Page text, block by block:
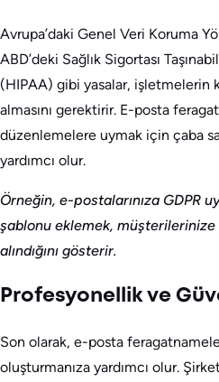
Avrupa’daki Genel Veri Koruma
ABD’deki Sağlık Sigortası
(HIPAA) gibi yasalar, işletmelerin
almasını gerektirir. E-posta
düzenlemelere uymak için çaba
yardımcı olur.
Örneğin, e-postalarınıza GDPR
şablonu eklemek,
alındığını gösterir.
Profesyonellik ve
Son olarak, e-posta
oluşturmanıza yardımcı olur.